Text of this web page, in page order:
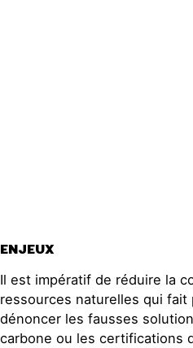
ENJEUX
Il est impératif de réduire la
ressources naturelles qui
dénoncer les fausses
carbone ou les certifications